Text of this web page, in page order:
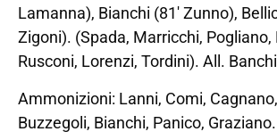
Lamanna), Bianchi (81′ Zunno),
Zigoni). (Spada, Marricchi, Pogliano,
Rusconi, Lorenzi, Tordini). All.
Ammonizioni: Lanni, Comi,
Buzzegoli, Bianchi, Panico, Graziano.